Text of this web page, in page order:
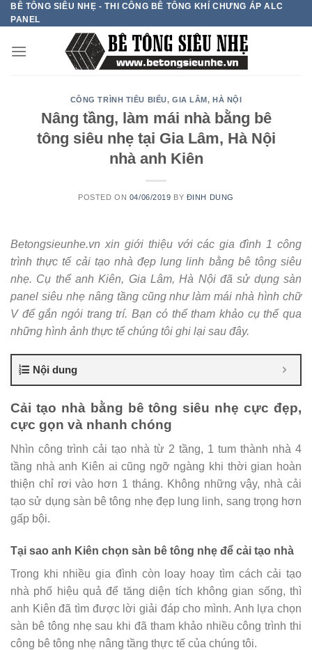
Skip
to
BÊ TÔNG SIÊU NHẸ - THI CÔNG BÊ TÔNG KHÍ CHƯNG ÁP ALC
PANEL
CÔNG TRÌNH TIÊU BIỂU, GIA LÂM, HÀ NỘI
Nâng tầng, làm mái nhà bằng bê
tông siêu nhẹ tại Gia Lâm, Hà Nội
nhà anh Kiên
POSTED ON 04/06/2019 BY ĐINH DUNG
Betongsieunhe.vn xin giới thiệu với các gia đình 1 công
trình thực tế cải tạo nhà đẹp lung linh bằng bê tông siêu
nhẹ. Cụ thể anh Kiên, Gia Lâm, Hà Nội đã sử dụng sàn
panel siêu nhẹ nâng tầng cũng như làm mái nhà hình chữ
V để gắn ngói trang trí. Bạn có thể tham khảo cụ thể qua
những hình ảnh thực tế chúng tôi ghi lại sau đây.
Nội dung
Cải tạo nhà bằng bê tông siêu nhẹ cực đẹp,
cực gọn và nhanh chóng
Nhìn công trình cải tạo nhà từ 2 tầng, 1 tum thành nhà 4
tầng nhà anh Kiên ai cũng ngỡ ngàng khi thời gian hoàn
thiện chỉ rơi vào hơn 1 tháng. Không những vậy, nhà cải
tạo sử dụng sàn bê tông nhẹ đẹp lung linh, sang trọng hơn
gấp bội.
Tại sao anh Kiên chọn sàn bê tông nhẹ để cải tạo nhà
Trong khi nhiều gia đình còn loay hoay tìm cách cải tạo
nhà phố hiệu quả để tăng diện tích không gian sống, thì
anh Kiên đã tìm được lời giải đáp cho mình. Anh lựa chọn
sàn bê tông nhẹ sau khi đã tham khảo nhiều công trình thi
công bê tông nhẹ nâng tầng thực tế của chúng tôi.